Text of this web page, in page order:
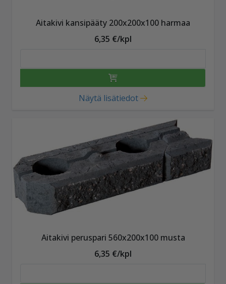
Aitakivi kansipääty 200x200x100 harmaa
6,35 €/kpl
Näytä lisätiedot
Aitakivi peruspari 560x200x100 musta
6,35 €/kpl